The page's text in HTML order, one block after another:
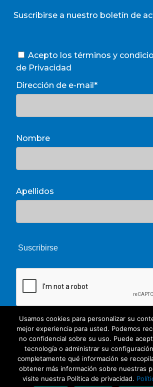
Suscribirse a nuestro boletín de
Acepto los términos y
de Privacidad
Dirección de e-mail*
Nombre
Apellidos
© 2026 Unate. CC Creative Commons
Usamos cookies para personalizar su
mejor experiencia para usted. Podemos
no confidencial sobre su uso. Puede
tecnología o administrar su
completamente qué información se
obtener más información sobre nuestras
visite nuestra Política de privacidad.